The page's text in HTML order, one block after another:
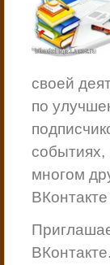
своей
по
событиях,
многом
ВКонтакте
ВКонтакте.